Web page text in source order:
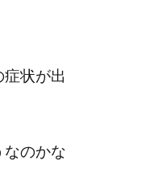
状が出
のかな